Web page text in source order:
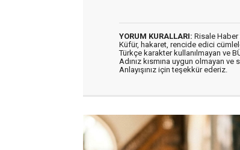
YORUM KURALLARI: Risale Haber
Küfür, hakaret, rencide edici
Türkçe karakter kullanılmayan ve
Adınız kısmına uygun olmayan
Anlayışınız için teşekkür ederiz.